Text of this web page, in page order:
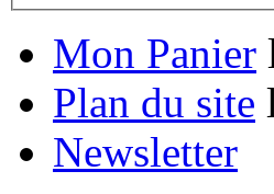
Mon Panier
Plan du site
Newsletter